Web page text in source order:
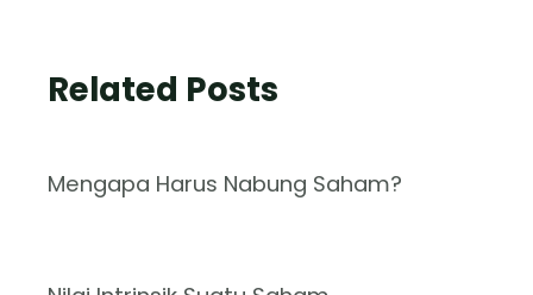
Related Posts
Mengapa Harus Nabung Saham?